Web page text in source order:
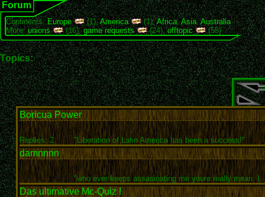
Forum
Continents:Europe (1),America (1),Africa,Asia,Australia
More:unions (16),game requests (24),offtopic (55)
Topics:
Boricua Power
Replies: 2 "Liberation of Latin America has been a success!"
damnnnn
"who ever keeps assasinating me youre really mean.
Das ultimative Mc-Quiz !